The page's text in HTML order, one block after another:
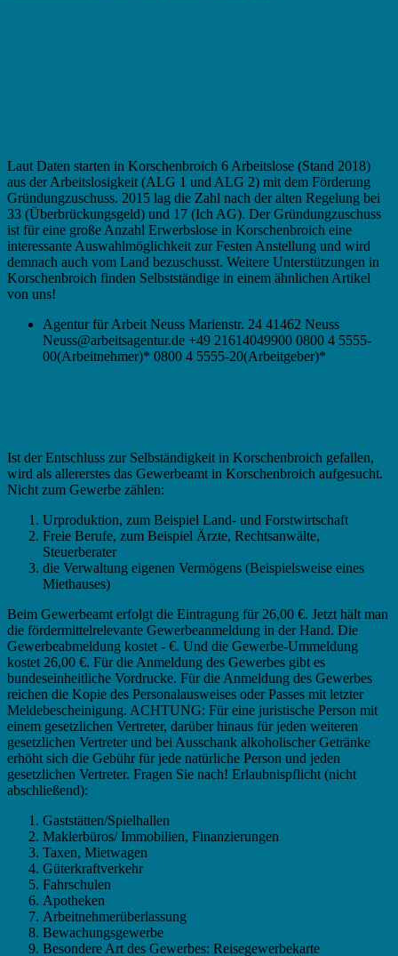
Laut Daten starten in Korschenbroich 6 Arbeitslose (Stand 2018)
aus der Arbeitslosigkeit (ALG 1 und ALG 2) mit dem Förderung
Gründungzuschuss. 2015 lag die Zahl nach der alten Regelung bei
33 (Überbrückungsgeld) und 17 (Ich AG). Der Gründungzuschuss
ist für eine große Anzahl Erwerbslose in Korschenbroich eine
interessante Auswahlmöglichkeit zur Festen Anstellung und wird
demnach auch vom Land bezuschusst. Weitere Unterstützungen in
Korschenbroich finden Selbstständige in einem ähnlichen Artikel
von uns!
Agentur für Arbeit Neuss Marienstr. 24 41462 Neuss
Neuss@arbeitsagentur.de +49 21614049900 0800 4 5555-
00(Arbeitnehmer)* 0800 4 5555-20(Arbeitgeber)*
Ist der Entschluss zur Selbständigkeit in Korschenbroich gefallen,
wird als allererstes das Gewerbeamt in Korschenbroich aufgesucht.
Nicht zum Gewerbe zählen:
Urproduktion, zum Beispiel Land- und Forstwirtschaft
Freie Berufe, zum Beispiel Ärzte, Rechtsanwälte,
Steuerberater
die Verwaltung eigenen Vermögens (Beispielsweise eines
Miethauses)
Beim Gewerbeamt erfolgt die Eintragung für 26,00 €. Jetzt hält man
die fördermittelrelevante Gewerbeanmeldung in der Hand. Die
Gewerbeabmeldung kostet - €. Und die Gewerbe-Ummeldung
kostet 26,00 €. Für die Anmeldung des Gewerbes gibt es
bundeseinheitliche Vordrucke. Für die Anmeldung des Gewerbes
reichen die Kopie des Personalausweises oder Passes mit letzter
Meldebescheinigung. ACHTUNG: Für eine juristische Person mit
einem gesetzlichen Vertreter, darüber hinaus für jeden weiteren
gesetzlichen Vertreter und bei Ausschank alkoholischer Getränke
erhöht sich die Gebühr für jede natürliche Person und jeden
gesetzlichen Vertreter. Fragen Sie nach! Erlaubnispflicht (nicht
abschließend):
Gaststätten/Spielhallen
Maklerbüros/ Immobilien, Finanzierungen
Taxen, Mietwagen
Güterkraftverkehr
Fahrschulen
Apotheken
Arbeitnehmerüberlassung
Bewachungsgewerbe
Besondere Art des Gewerbes: Reisegewerbekarte